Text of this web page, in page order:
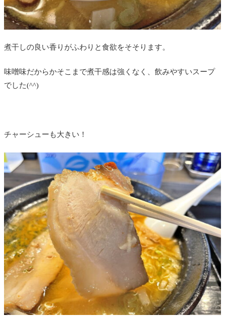
煮干しの良い香りがふわりと食欲をそそります。
味噌味だからかそこまで煮干感は強くなく、飲みやすいスープ
でした(^^)
チャーシューも大きい！